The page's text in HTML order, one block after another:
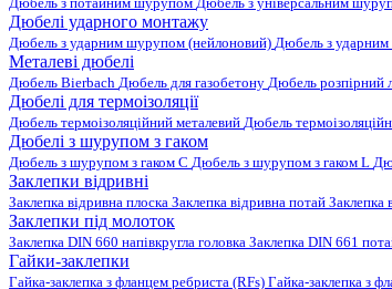
Дюбелі ударного монтажу
Дюбель з ударним шурупом (нейлоновий) Дюбель з
Металеві дюбелі
Дюбель Bierbach Дюбель для газобетону Дюбель розпірний
Дюбелі для термоізоляції
Дюбель термоізоляційний металевий Дюбель
Дюбелі з шурупом з гаком
Дюбель з шурупом з гаком C Дюбель з шурупом з гаком L
Заклепки відривні
Заклепка відривна плоска Заклепка відривна потай Заклепка
Заклепки під молоток
Заклепка DIN 660 напівкругла головка Заклепка DIN 661
Гайки-заклепки
Гайка-заклепка з фланцем ребриста (RFs) Гайка-заклепка з